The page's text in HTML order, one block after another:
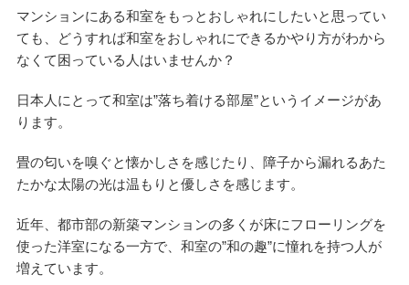
マンションにある和室をもっとおしゃれにしたいと思ってい
ても、どうすれば和室をおしゃれにできるかやり方がわから
なくて困っている人はいませんか？
日本人にとって和室は”落ち着ける部屋”というイメージがあ
ります。
畳の匂いを嗅ぐと懐かしさを感じたり、障子から漏れるあた
たかな太陽の光は温もりと優しさを感じます。
近年、都市部の新築マンションの多くが床にフローリングを
使った洋室になる一方で、和室の”和の趣”に憧れを持つ人が
増えています。